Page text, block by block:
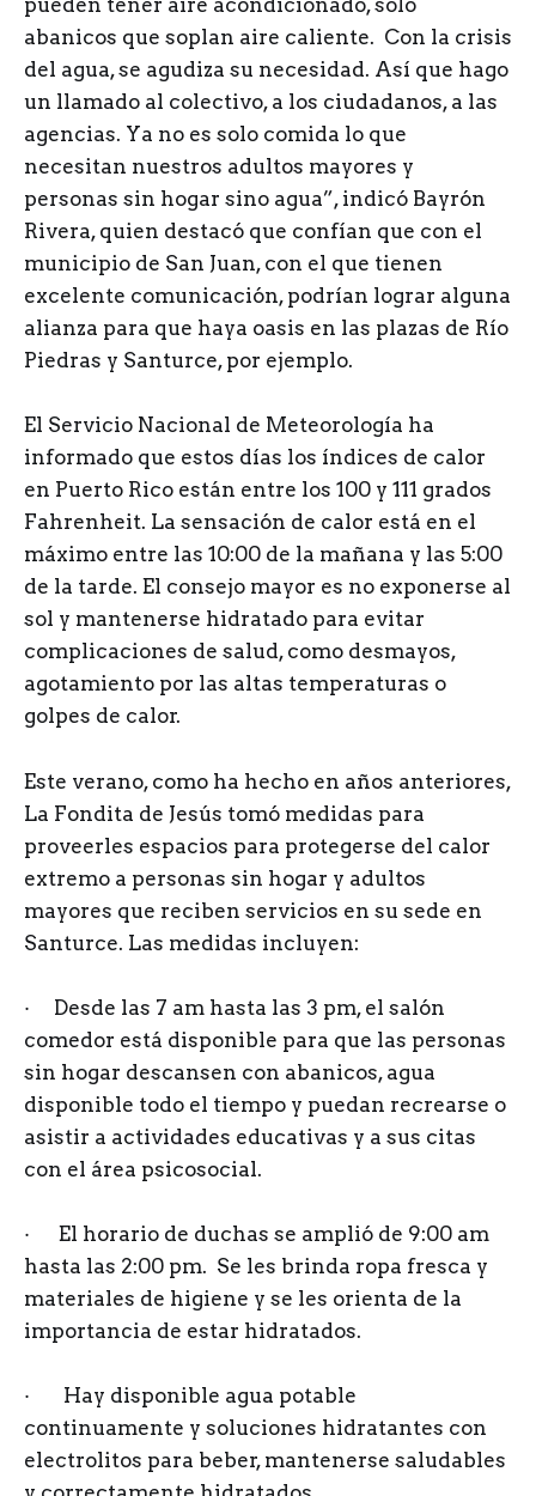
pueden tener aire acondicionado, solo
abanicos que soplan aire caliente. Con la crisis
del agua, se agudiza su necesidad. Así que hago
un llamado al colectivo, a los ciudadanos, a las
agencias. Ya no es solo comida lo que
necesitan nuestros adultos mayores y
personas sin hogar sino agua”, indicó Bayrón
Rivera, quien destacó que confían que con el
municipio de San Juan, con el que tienen
excelente comunicación, podrían lograr alguna
alianza para que haya oasis en las plazas de Río
Piedras y Santurce, por ejemplo.
El Servicio Nacional de Meteorología ha
informado que estos días los índices de calor
en Puerto Rico están entre los 100 y 111 grados
Fahrenheit. La sensación de calor está en el
máximo entre las 10:00 de la mañana y las 5:00
de la tarde. El consejo mayor es no exponerse al
sol y mantenerse hidratado para evitar
complicaciones de salud, como desmayos,
agotamiento por las altas temperaturas o
golpes de calor.
Este verano, como ha hecho en años anteriores,
La Fondita de Jesús tomó medidas para
proveerles espacios para protegerse del calor
extremo a personas sin hogar y adultos
mayores que reciben servicios en su sede en
Santurce. Las medidas incluyen:
· Desde las 7 am hasta las 3 pm, el salón
comedor está disponible para que las personas
sin hogar descansen con abanicos, agua
disponible todo el tiempo y puedan recrearse o
asistir a actividades educativas y a sus citas
con el área psicosocial.
· El horario de duchas se amplió de 9:00 am
hasta las 2:00 pm. Se les brinda ropa fresca y
materiales de higiene y se les orienta de la
importancia de estar hidratados.
· Hay disponible agua potable
continuamente y soluciones hidratantes con
electrolitos para beber, mantenerse saludables